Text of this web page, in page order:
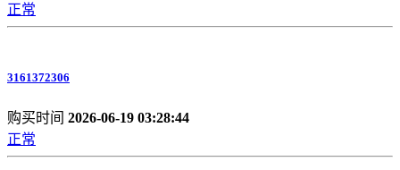
正常
3161372306
购买时间 2026-06-19 03:28:44
正常